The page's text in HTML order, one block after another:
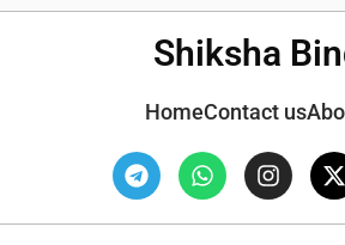
Shiksha
HomeContact us